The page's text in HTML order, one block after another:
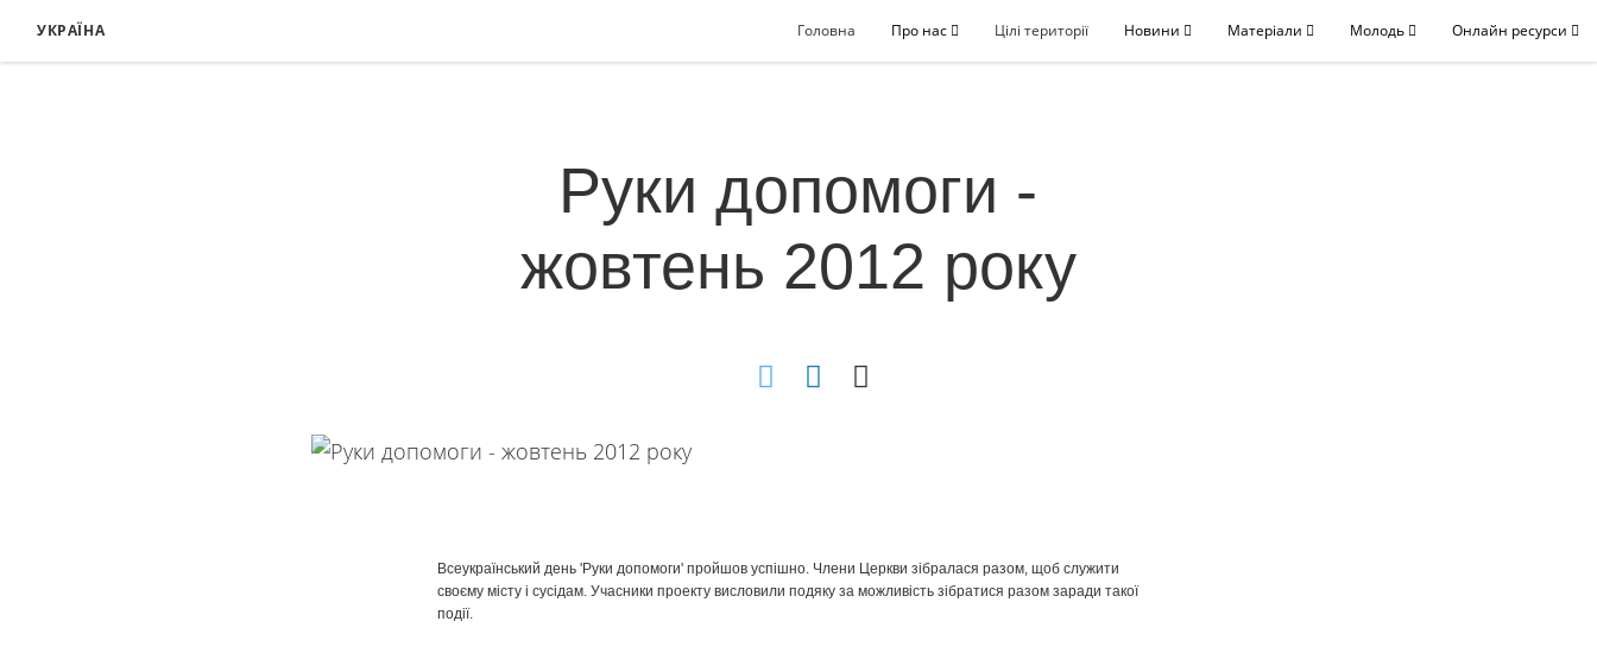
УКРАЇНА Головна Про нас Цілі території Новини Матеріали Молодь Онлайн ресурси
Руки допомоги -
жовтень 2012 року
Всеукраїнський день 'Руки допомоги' пройшов успішно. Члени Церкви зібралася разом, щоб служити
своєму місту і сусідам. Учасники проекту висловили подяку за можливість зібратися разом заради такої
події.